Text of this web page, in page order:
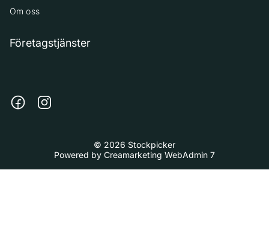
Om oss
Företagstjänster
© 2026 Stockpicker
Powered by Creamarketing WebAdmin 7